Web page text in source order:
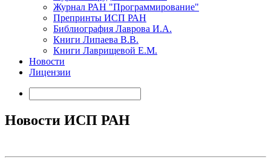
Журнал РАН "Программирование"
Препринты ИСП РАН
Библиография Лаврова И.А.
Книги Липаева В.В.
Книги Лаврищевой Е.М.
Новости
Лицензии
Новости ИСП РАН